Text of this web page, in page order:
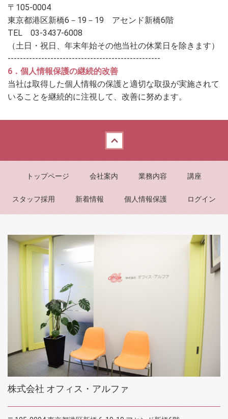
〒105-0004
東京都港区新橋6－19－19 アセンド新橋6階
TEL 03-3437-6008
（土日・祝日、年末年始その他当社の休業日を除きます）
--------------------------------------------------
6．個人情報保護の継続的改善
当社は取得した個人情報の保護と適切な取扱が実施されて
いることを継続的に注視して、改善に努めます。
トップページ 会社案内 業務内容 講座
スタッフ採用 新着情報 個人情報保護 ログイン
株式会社 オフィス・アルファ